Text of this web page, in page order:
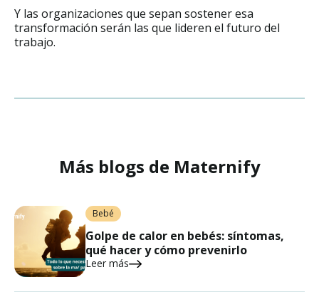
Y las organizaciones que sepan sostener esa
transformación serán las que lideren el futuro del
trabajo.
Más blogs de Maternify
Bebé
Golpe de calor en bebés: síntomas,
qué hacer y cómo prevenirlo
Leer más